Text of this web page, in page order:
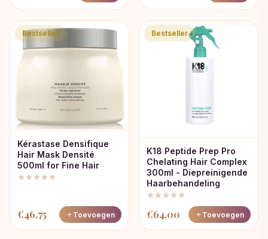
Bestseller
Kérastase Densifique
Hair Mask Densité
500ml for Fine Hair
€46,75 Toevoegen
Bestseller
K18 Peptide Prep Pro
Chelating Hair Complex
300ml - Diepreinigende
Haarbehandeling
€64,00 Toevoegen